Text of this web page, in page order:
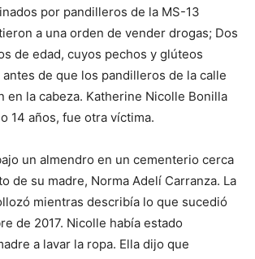
por pandilleros de la MS-13
a una orden de vender drogas; Dos
de edad, cuyos pechos y glúteos
de que los pandilleros de la calle
en la cabeza. Katherine Nicolle Bonilla
14 años, fue otra víctima.
un almendro en un cementerio cerca
de su madre, Norma Adelí Carranza. La
mientras describía lo que sucedió
de 2017. Nicolle había estado
a lavar la ropa. Ella dijo que